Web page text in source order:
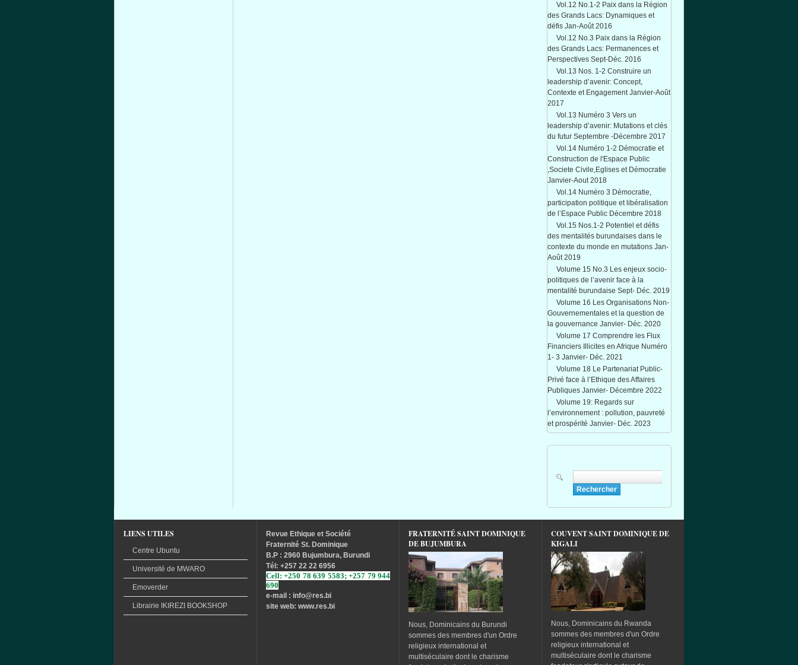
Vol.12 No.1-2 Paix dans la Région
des Grands Lacs: Dynamiques et
défis Jan-Août 2016
Vol.12 No.3 Paix dans la Région
des Grands Lacs: Permanences et
Perspectives Sept-Déc. 2016
Vol.13 Nos. 1-2 Construire un
leadership d’avenir: Concept,
Contexte et Engagement Janvier-Août
2017
Vol.13 Numéro 3 Vers un
leadership d’avenir: Mutations et clés
du futur Septembre -Décembre 2017
Vol.14 Numéro 1-2 Démocratie et
Construction de l'Espace Public
,Societe Civile,Eglises et Démocratie
Janvier-Aout 2018
Vol.14 Numéro 3 Démocratie,
participation politique et libéralisation
de l’Espace Public Décembre 2018
Vol.15 Nos.1-2 Potentiel et défis
des mentalités burundaises dans le
contexte du monde en mutations Jan-
Août 2019
Volume 15 No.3 Les enjeux socio-
politiques de l’avenir face à la
mentalité burundaise Sept- Déc. 2019
Volume 16 Les Organisations Non-
Gouvernementales et la question de
la gouvernance Janvier- Déc. 2020
Volume 17 Comprendre les Flux
Financiers Illicites en Afrique Numéro
1- 3 Janvier- Déc. 2021
Volume 18 Le Partenariat Public-
Privé face à l’Ethique des Affaires
Publiques Janvier- Décembre 2022
Volume 19: Regards sur
l’environnement : pollution, pauvreté
et prospérité Janvier- Déc. 2023
LIENS UTILES
Centre Ubuntu
Université de MWARO
Emoverder
Librairie IKIREZI BOOKSHOP
Revue Ethique et Société
Fraternité St. Dominique
B.P : 2960 Bujumbura, Burundi
Tél : +257 22 22 6956
Cell: +250 78 639 5583; +257 79 944
690
e-mail : info@res.bi
site web: www.res.bi
FRATERNITÉ SAINT DOMINIQUE
DE BUJUMBURA
Nous, Dominicains du Burundi
sommes des membres d'un Ordre
religieux international et
multiséculaire dont le charisme
COUVENT SAINT DOMINIQUE DE
KIGALI
Nous, Dominicains du Rwanda
sommes des membres d'un Ordre
religieux international et
multiséculaire dont le charisme